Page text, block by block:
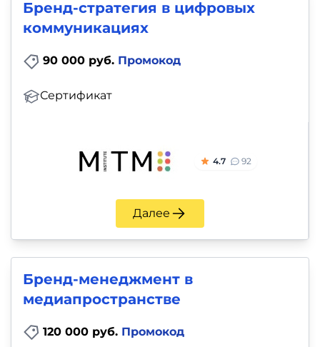
Бренд-стратегия в цифровых
коммуникациях
90 000 руб. Промокод
Сертификат
4.7 92
Далее
Бренд-менеджмент в
медиапространстве
120 000 руб. Промокод